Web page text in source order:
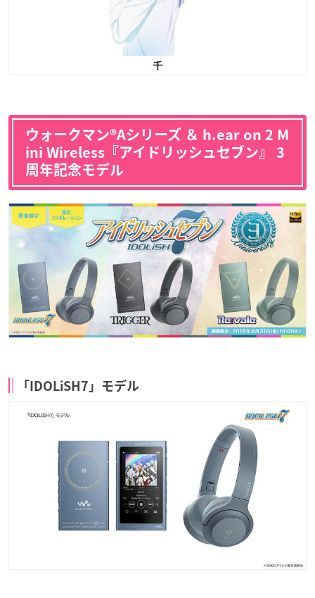
ウォークマン®Aシリーズ ＆ h.ear on 2 M
ini Wireless『アイドリッシュセブン』 3
周年記念モデル
「IDOLiSH7」モデル